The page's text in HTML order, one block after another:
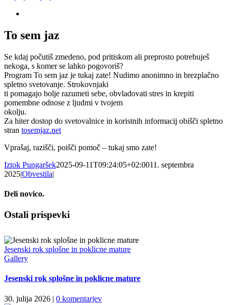
To sem jaz
Se kdaj počutiš zmedeno, pod pritiskom ali preprosto potrebuješ
nekoga, s komer se lahko pogovoriš?
Program To sem jaz je tukaj zate! Nudimo anonimno in brezplačno
spletno svetovanje. Strokovnjaki
ti pomagajo bolje razumeti sebe, obvladovati stres in krepiti
pomembne odnose z ljudmi v tvojem
okolju.
Za hiter dostop do svetovalnice in koristnih informacij obišči spletno
stran tosemjaz.net
Vprašaj, razišči, poišči pomoč – tukaj smo zate!
Iztok Pungaršek2025-09-11T09:24:05+02:0011. septembra
2025|Obvestila|
Deli novico.
Facebook
X
LinkedIn
WhatsApp
Email
Ostali prispevki
Jesenski rok splošne in poklicne mature
Gallery
Jesenski rok splošne in poklicne mature
30. julija 2026 | 0 komentarjev